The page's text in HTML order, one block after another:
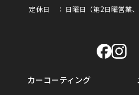
定休日 ： 日曜日（第2日曜営業、
カーコーティング